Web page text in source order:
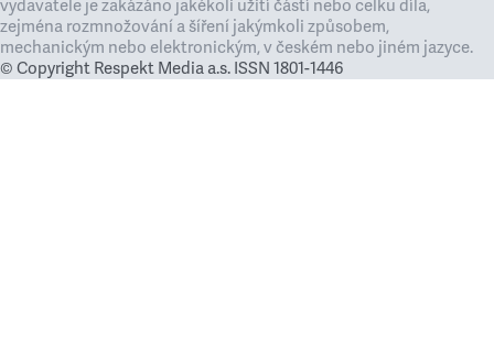
vydavatele je zakázáno jakékoli užití částí nebo celku díla,
zejména rozmnožování a šíření jakýmkoli způsobem,
mechanickým nebo elektronickým, v českém nebo jiném jazyce.
© Copyright Respekt Media a.s. ISSN 1801-1446